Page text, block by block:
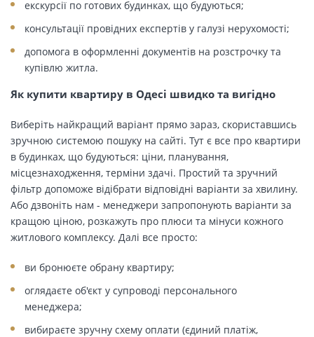
екскурсії по готових будинках, що будуються;
консультації провідних експертів у галузі нерухомості;
допомога в оформленні документів на розстрочку та
купівлю житла.
Як купити квартиру в Одесі швидко та вигідно
Виберіть найкращий варіант прямо зараз, скориставшись
зручною системою пошуку на сайті. Тут є все про квартири
в будинках, що будуються: ціни, планування,
місцезнаходження, терміни здачі. Простий та зручний
фільтр допоможе відібрати відповідні варіанти за хвилину.
Або дзвоніть нам - менеджери запропонують варіанти за
кращою ціною, розкажуть про плюси та мінуси кожного
житлового комплексу. Далі все просто:
ви бронюєте обрану квартиру;
оглядаєте об'єкт у супроводі персонального
менеджера;
вибираєте зручну схему оплати (єдиний платіж,